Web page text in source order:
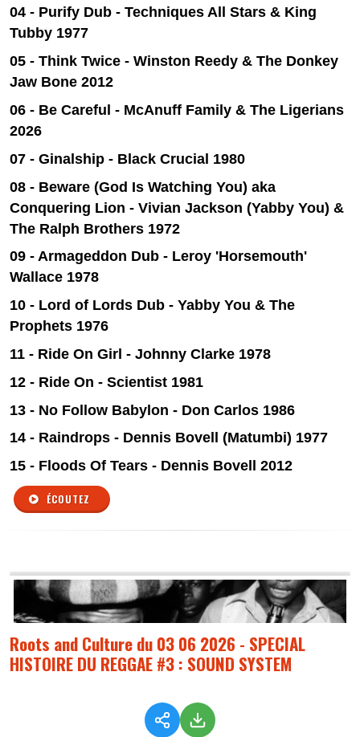
04 - Purify Dub - Techniques All Stars & King
Tubby 1977
05 - Think Twice - Winston Reedy & The Donkey
Jaw Bone 2012
06 - Be Careful - McAnuff Family & The Ligerians
2026
07 - Ginalship - Black Crucial 1980
08 - Beware (God Is Watching You) aka
Conquering Lion - Vivian Jackson (Yabby You) &
The Ralph Brothers 1972
09 - Armageddon Dub - Leroy 'Horsemouth'
Wallace 1978
10 - Lord of Lords Dub - Yabby You & The
Prophets 1976
11 - Ride On Girl - Johnny Clarke 1978
12 - Ride On - Scientist 1981
13 - No Follow Babylon - Don Carlos 1986
14 - Raindrops - Dennis Bovell (Matumbi) 1977
15 - Floods Of Tears - Dennis Bovell 2012
ÉCOUTEZ
Roots and Culture du 03 06 2026 - SPECIAL
HISTOIRE DU REGGAE #3 : SOUND SYSTEM